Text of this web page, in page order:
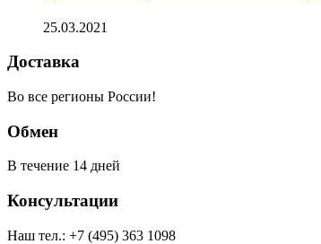
25.03.2021
Доставка
Во все регионы России!
Обмен
В течение 14 дней
Консультации
Наш тел.: +7 (495) 363 1098